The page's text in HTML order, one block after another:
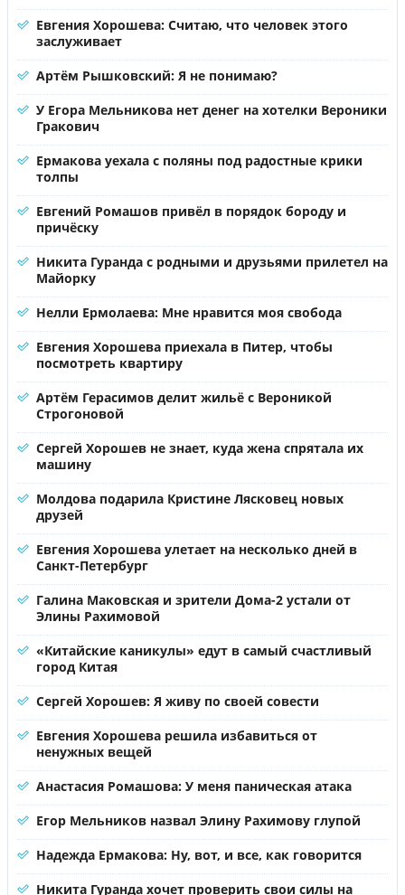
Евгения Хорошева: Считаю, что человек этого
заслуживает
Артём Рышковский: Я не понимаю?
У Егора Мельникова нет денег на хотелки Вероники
Гракович
Ермакова уехала с поляны под радостные крики
толпы
Евгений Ромашов привёл в порядок бороду и
причёску
Никита Гуранда с родными и друзьями прилетел на
Майорку
Нелли Ермолаева: Мне нравится моя свобода
Евгения Хорошева приехала в Питер, чтобы
посмотреть квартиру
Артём Герасимов делит жильё с Вероникой
Строгоновой
Сергей Хорошев не знает, куда жена спрятала их
машину
Молдова подарила Кристине Лясковец новых
друзей
Евгения Хорошева улетает на несколько дней в
Санкт-Петербург
Галина Маковская и зрители Дома-2 устали от
Элины Рахимовой
«Китайские каникулы» едут в самый счастливый
город Китая
Сергей Хорошев: Я живу по своей совести
Евгения Хорошева решила избавиться от
ненужных вещей
Анастасия Ромашова: У меня паническая атака
Егор Мельников назвал Элину Рахимову глупой
Надежда Ермакова: Ну, вот, и все, как говорится
Никита Гуранда хочет проверить свои силы на